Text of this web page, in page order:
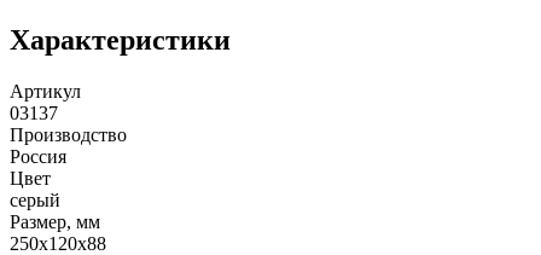
Характеристики
Артикул
03137
Производство
Россия
Цвет
серый
Размер, мм
250x120x88